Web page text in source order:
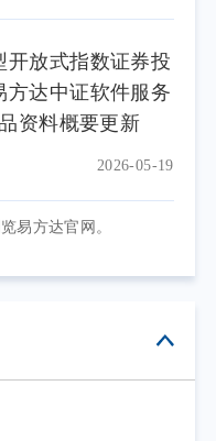
开放式指数证券投
方达中证软件服务
资料概要更新
2026-05-19
易方达官网。